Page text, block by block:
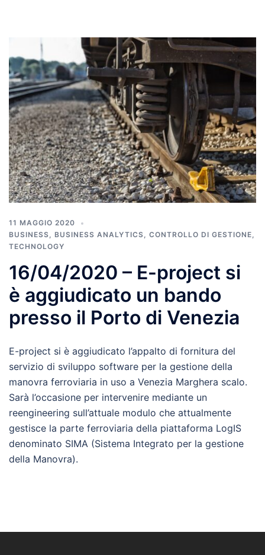
11 MAGGIO 2020
BUSINESS
BUSINESS ANALYTICS CONTROLLO DI GESTIONE
TECHNOLOGY
16/04/2020 – E-project si
è aggiudicato un bando
presso il Porto di Venezia
E-project si è aggiudicato l’appalto di fornitura del
servizio di sviluppo software per la gestione della
manovra ferroviaria in uso a Venezia Marghera scalo.
Sarà l’occasione per intervenire mediante un
reengineering sull’attuale modulo che attualmente
gestisce la parte ferroviaria della piattaforma LogIS
denominato SIMA (Sistema Integrato per la gestione
della Manovra).